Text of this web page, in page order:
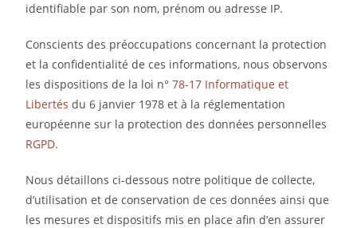
identifiable par son nom, prénom ou adresse IP.
Conscients des préoccupations concernant la protection
et la confidentialité de ces informations, nous observons
les dispositions de la loi n° 78-17 Informatique et
Libertés du 6 janvier 1978 et à la réglementation
européenne sur la protection des données personnelles
RGPD.
Nous détaillons ci-dessous notre politique de collecte,
d’utilisation et de conservation de ces données ainsi que
les mesures et dispositifs mis en place afin d’en assurer